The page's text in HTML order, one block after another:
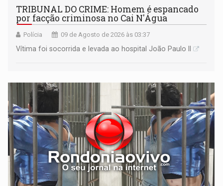
TRIBUNAL DO CRIME: Homem é espancado
por facção criminosa no Cai N'Água
Polícia 09 de Agosto de 2026 às 03:37
Vítima foi socorrida e levada ao hospital João Paulo II